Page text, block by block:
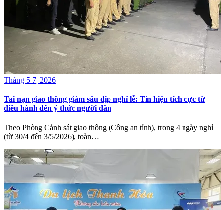
Tháng 5 7, 2026
Tai nạn giao thông giảm sâu dịp nghỉ lễ: Tín hiệu tích cực từ
điều hành đến ý thức người dân
Theo Phòng Cảnh sát giao thông (Công an tỉnh), trong 4 ngày nghỉ
(từ 30/4 đến 3/5/2026), toàn…